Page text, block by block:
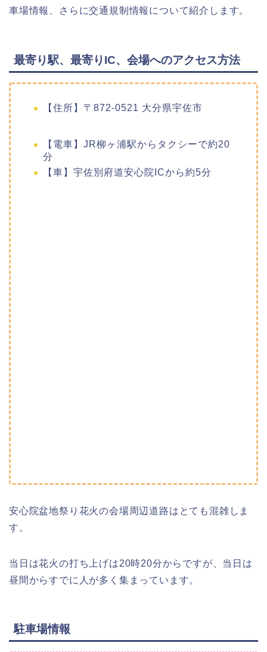
車場情報、さらに交通規制情報について紹介します。
最寄り駅、最寄りIC、会場へのアクセス方法
【住所】〒872-0521 大分県宇佐市
【電車】JR柳ヶ浦駅からタクシーで約20
分
【車】宇佐別府道安心院ICから約5分
安心院盆地祭り花火の会場周辺道路はとても混雑しま
す。
当日は花火の打ち上げは20時20分からですが、当日は
昼間からすでに人が多く集まっています。
駐車場情報